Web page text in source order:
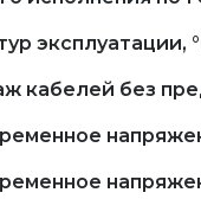
эксплуатации,
кабелей без